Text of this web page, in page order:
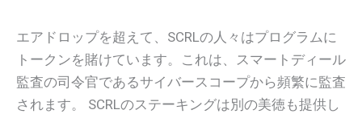
エアドロップを超えて、SCRLの人々はプログラムに
トークンを賭けています。これは、スマートディール
監査の司令官であるサイバースコープから頻繁に監査
されます。 SCRLのステーキングは別の美徳も提供し